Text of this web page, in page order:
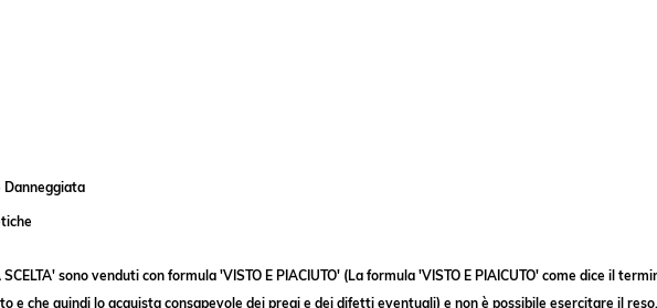
Danneggiata
sono venduti con formula 'VISTO E PIACIUTO' (La formula 'VISTO E PIAICUTO' come dice il
e che quindi lo acquista consapevole dei pregi e dei difetti eventuali) e non è possibile esercitare il